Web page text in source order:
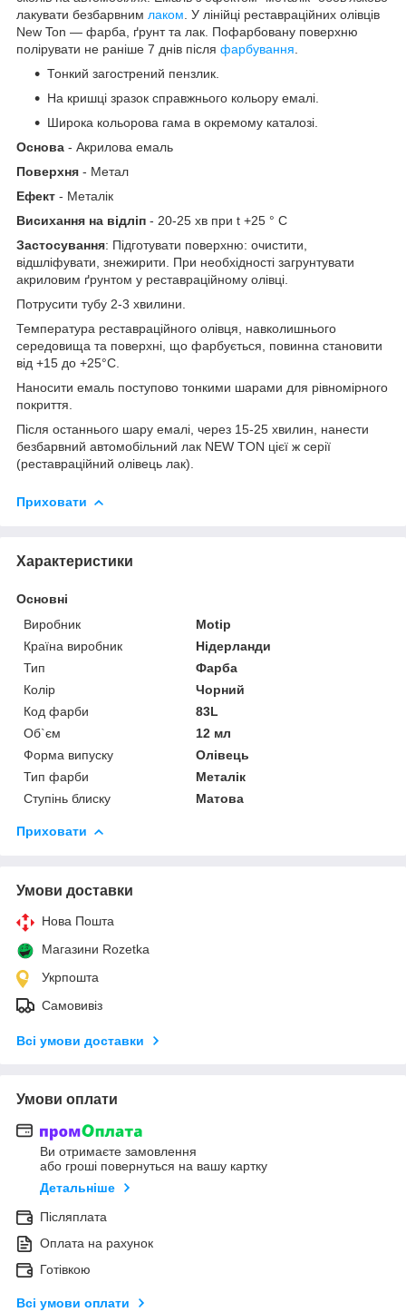
лакувати безбарвним лаком . У лінійці реставраційних олівців
New Ton — фарба, ґрунт та лак. Пофарбовану поверхню
полірувати не раніше 7 днів після фарбування
Тонкий загострений пензлик.
На кришці зразок справжнього кольору емалі.
Широка кольорова гама в окремому каталозі.
Основа - Акрилова емаль
Поверхня - Метал
Ефект - Металік
Висихання на відліп - 20-25 хв при t +25 ° С
Застосування: Підготувати поверхню: очистити,
відшліфувати, знежирити. При необхідності загрунтувати
акриловим ґрунтом у реставраційному олівці.
Потрусити тубу 2-3 хвилини.
Температура реставраційного олівця, навколишнього
середовища та поверхні, що фарбується, повинна становити
від +15 до +25°С.
Наносити емаль поступово тонкими шарами для рівномірного
покриття.
Після останнього шару емалі, через 15-25 хвилин, нанести
безбарвний автомобільний лак NEW TON цієї ж серії
(реставраційний олівець лак).
Приховати
Характеристики
Основні
Виробник
Motip
Країна виробник
Нідерланди
Тип
Фарба
Колір
Чорний
Код фарби
83L
Об`єм
12 мл
Форма випуску
Олівець
Тип фарби
Металік
Ступінь блиску
Матова
Приховати
Умови доставки
Нова Пошта
Магазини Rozetka
Укрпошта
Самовивіз
Всі умови доставки
Умови оплати
Ви отримаєте замовлення
або гроші повернуться на вашу картку
Детальніше
Післяплата
Оплата на рахунок
Готівкою
Всі умови оплати